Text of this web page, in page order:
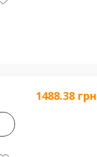
1488.38 грн